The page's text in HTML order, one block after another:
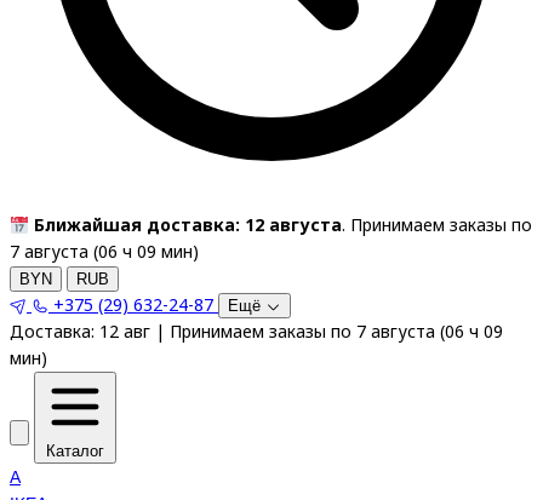
Ближайшая доставка: 12 августа. Принимаем заказы по
7 августа (06 ч 09 мин)
BYN RUB
+375 (29) 632-24-87 Ещё
Доставка: 12 авг | Принимаем заказы по 7 августа (06 ч 09
мин)
Каталог
A